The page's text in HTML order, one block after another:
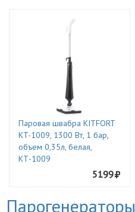
Паровая швабра KITFORT
KT-1009, 1300 Вт, 1 бар,
объем 0,35л, белая,
КТ-1009
5199
Парогенераторы